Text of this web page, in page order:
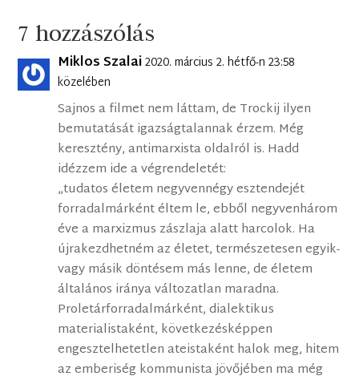
7 hozzászólás
Miklos Szalai2020. március 2. hétfő-n 23:58
közelében
Sajnos a filmet nem láttam, de Trockij ilyen
bemutatását igazságtalannak érzem. Még
keresztény, antimarxista oldalról is. Hadd
idézzem ide a végrendeletét:
„tudatos életem negyvennégy esztendejét
forradalmárként éltem le, ebből negyvenhárom
éve a marxizmus zászlaja alatt harcolok. Ha
újrakezdhetném az életet, természetesen egyik-
vagy másik döntésem más lenne, de életem
általános iránya változatlan maradna.
Proletárforradalmárként, dialektikus
materialistaként, következésképpen
engesztelhetetlen ateistaként halok meg, hitem
az emberiség kommunista jövőjében ma még